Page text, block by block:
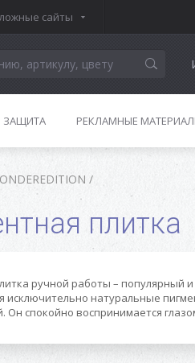
сайты
ЗАЩИТА РЕКЛАМНЫЕ
/
плитка
ручной работы – популярный
исключительно натуральные
Он спокойно воспринимается